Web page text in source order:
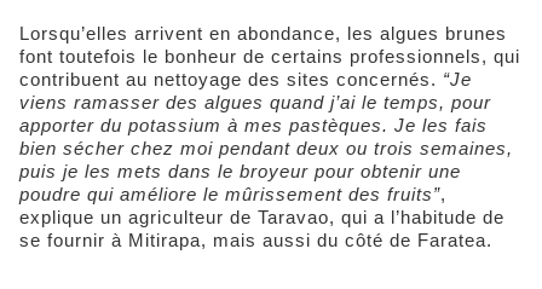
Lorsqu’elles arrivent en abondance, les algues brunes
font toutefois le bonheur de certains professionnels, qui
contribuent au nettoyage des sites concernés. “Je
viens ramasser des algues quand j’ai le temps, pour
apporter du potassium à mes pastèques. Je les fais
bien sécher chez moi pendant deux ou trois semaines,
puis je les mets dans le broyeur pour obtenir une
poudre qui améliore le mûrissement des fruits”,
explique un agriculteur de Taravao, qui a l’habitude de
se fournir à Mitirapa, mais aussi du côté de Faratea.